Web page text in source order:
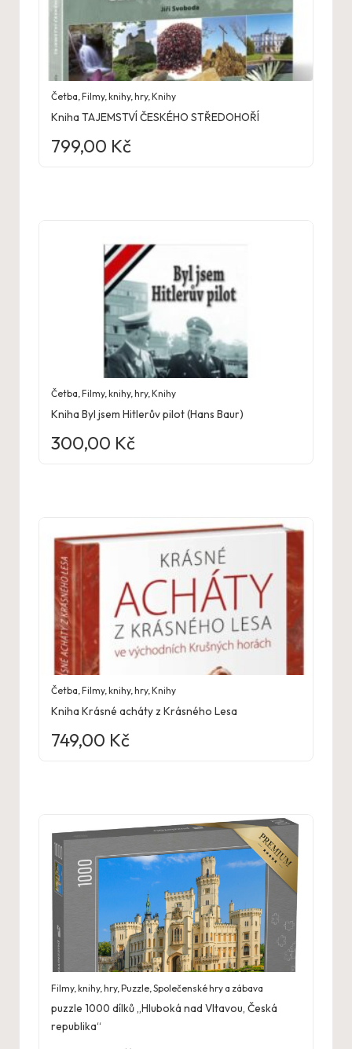
Četba ,Filmy, knihy, hry,Knihy
Kniha TAJEMSTVÍ ČESKÉHO STŘEDOHOŘÍ
799,00 Kč
Četba,Filmy, knihy, hry,Knihy
Kniha Byl jsem Hitlerův pilot (Hans Baur)
300,00 Kč
Četba,Filmy, knihy, hry,Knihy
Kniha Krásné acháty z Krásného Lesa
749,00 Kč
Filmy, knihy, hry,Puzzle ,Společenské hry a zábava
puzzle 1000 dílků „Hluboká nad Vltavou, Česká
republika“